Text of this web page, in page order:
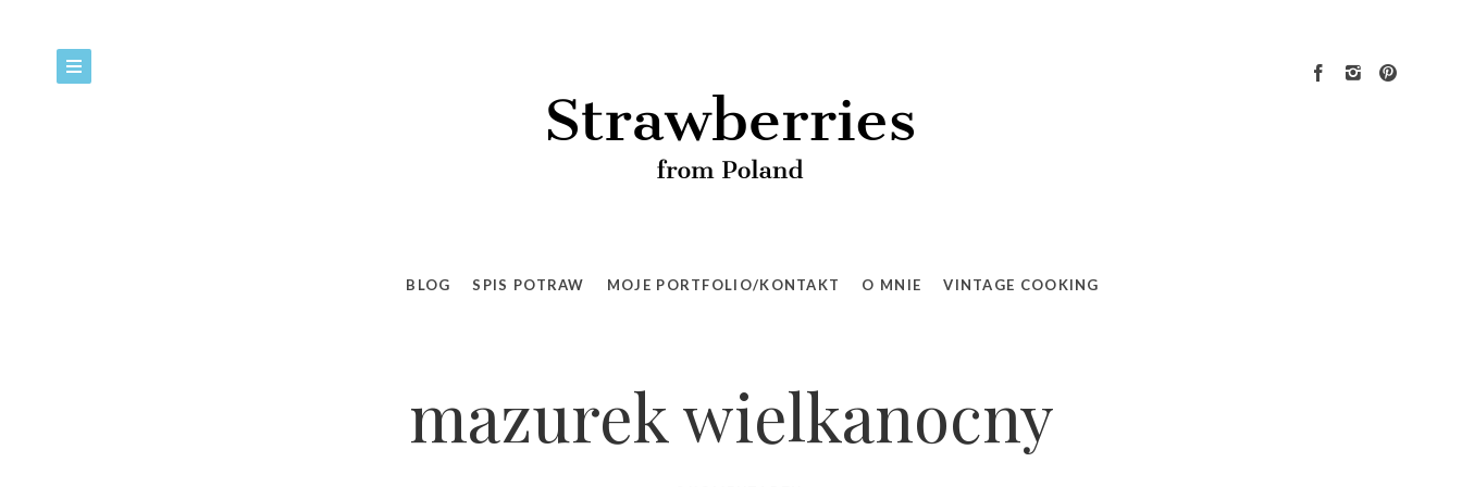
BLOG SPIS POTRAW MOJE PORTFOLIO/KONTAKT O MNIE VINTAGE COOKING
mazurek wielkanocny